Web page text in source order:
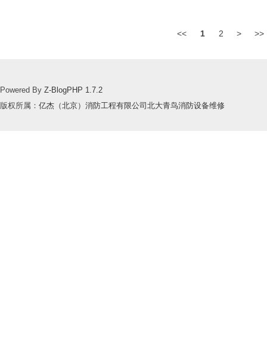
<< 1 2 > >>
Powered By Z-BlogPHP 1.7.2
版权所属： 亿杰（北京）消防工程有限公司北大青鸟消防设备维修